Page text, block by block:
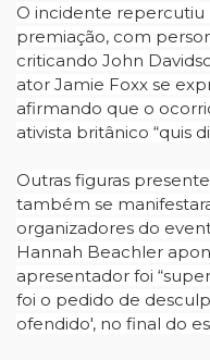
O incidente
premiação, com
criticando John
ator Jamie Foxx se
afirmando que o
ativista britânico “quis
Outras figuras
também se
organizadores do
Hannah Beachler
apresentador foi
foi o pedido de
ofendido', no final do